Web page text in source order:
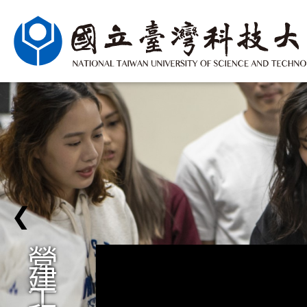
營
建
工
❮